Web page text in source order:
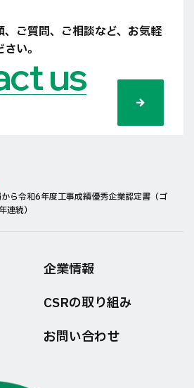
ご質問、ご相談など、 お気軽
い。
us
ら令和6年度工事成績優秀企業認定書（ゴ
連続）
企業情報
CSRの取り組み
お問い合わせ